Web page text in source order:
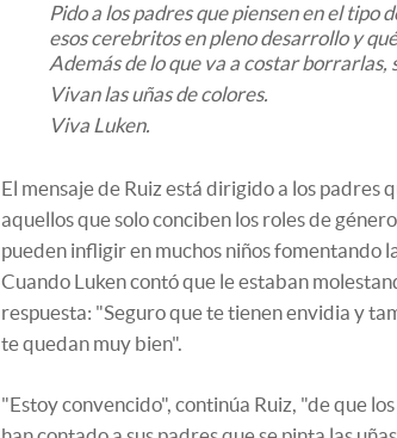
Pido a los padres que piensen en el tipo
esos cerebritos en pleno desarrollo y
Además de lo que va a costar borrarlas,
Vivan las uñas de colores.
Viva Luken.
El mensaje de Ruiz está dirigido a los padres
aquellos que solo conciben los roles de
pueden infligir en muchos niños fomentando
Cuando Luken contó que le estaban
respuesta: "Seguro que te tienen envidia y
te quedan muy bien".
"Estoy convencido", continúa Ruiz, "de que